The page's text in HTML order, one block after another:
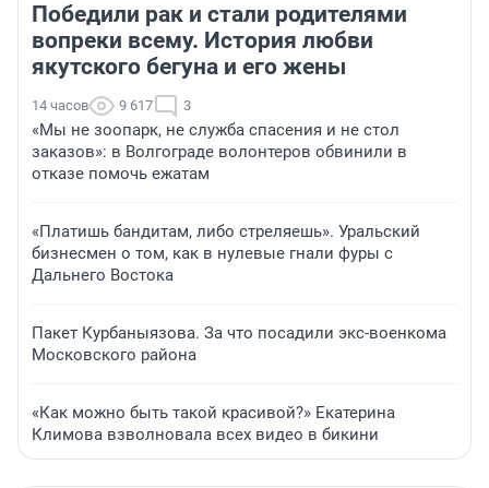
Победили рак и стали родителями
вопреки всему. История любви
якутского бегуна и его жены
14 часов 9 617 3
«Мы не зоопарк, не служба спасения и не стол
заказов»: в Волгограде волонтеров обвинили в
отказе помочь ежатам
«Платишь бандитам, либо стреляешь». Уральский
бизнесмен о том, как в нулевые гнали фуры с
Дальнего Востока
Пакет Курбаныязова. За что посадили экс-военкома
Московского района
«Как можно быть такой красивой?» Екатерина
Климова взволновала всех видео в бикини